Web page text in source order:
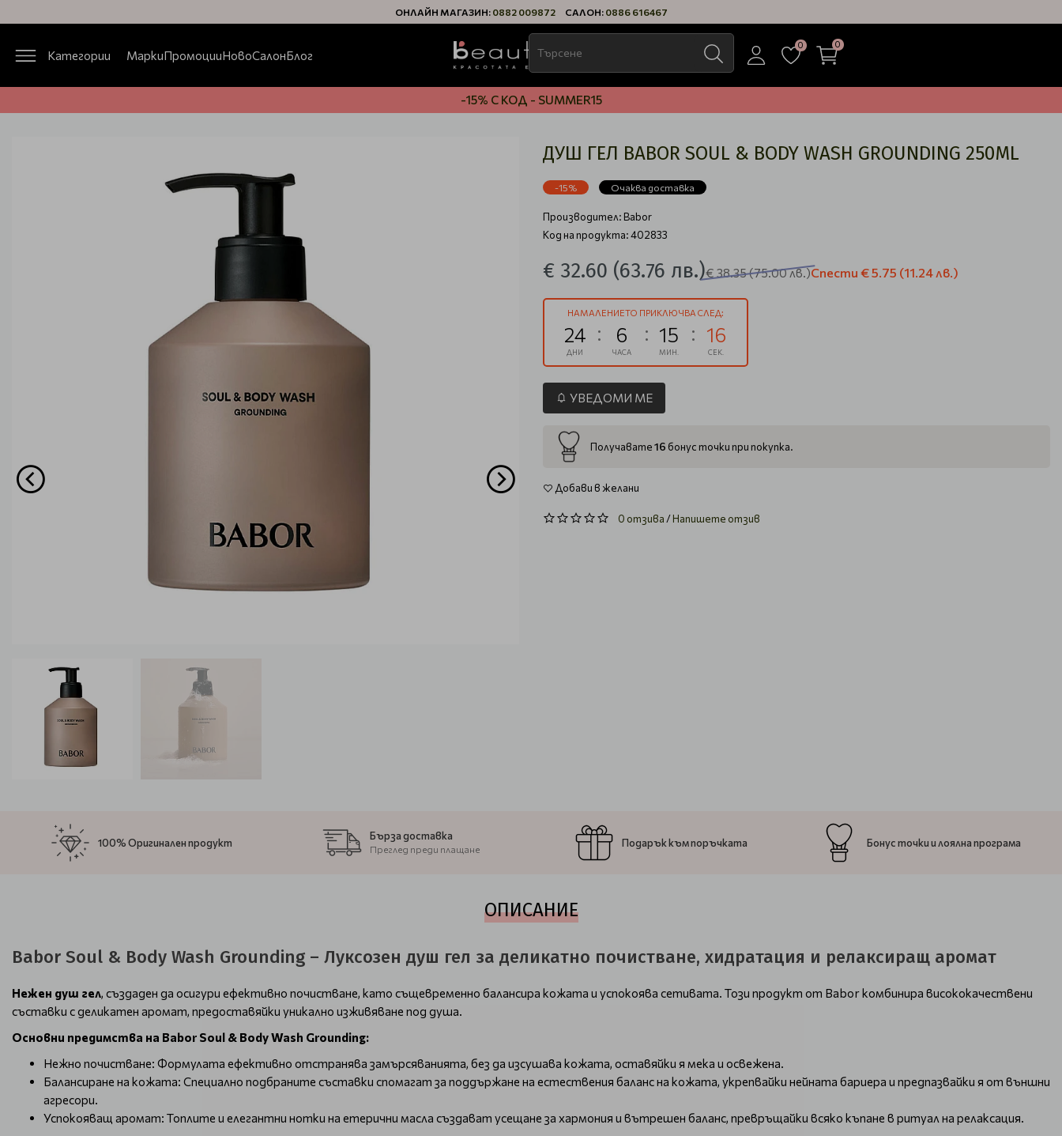
ОНЛАЙН МАГАЗИН: 0882 009872 САЛОН: 0886 616467
Категории МаркиПромоцииНовоСалонБлог
0 0
-15% С КОД - SUMMER15
ДУШ ГЕЛ BABOR SOUL & BODY WASH GROUNDING 250ML
-15% Очаква доставка
Производител:Babor
Код на продукта: 402833
€ 32.60 (63.76 лв.)€ 38.35(75.00 лв.)Спести € 5.75 (11.24 лв.)
НАМАЛЕНИЕТО ПРИКЛЮЧВА СЛЕД:
24
ДНИ
6
ЧАСА
15
МИН.
15
СЕК.
УВЕДОМИ МЕ
Получавате16 бонус точки при покупка.
Добави в желани
0 отзива/Напишете отзив
100% Оригинален продукт
Бърза доставка
Преглед преди плащане
Подарък към поръчката Бонус точки и лоялна програма
ОПИСАНИЕ
Babor Soul & Body Wash Grounding – Луксозен душ гел за деликатно почистване, хидратация и релаксиращ аромат
Нежен душ гел, създаден да осигури ефективно почистване, като същевременно балансира кожата и успокоява сетивата. Този продукт от Babor комбинира висококачествени
съставки с деликатен аромат, предоставяйки уникално изживяване под душа.​
Основни предимства на Babor Soul & Body Wash Grounding:
Нежно почистване: Формулата ефективно отстранява замърсяванията, без да изсушава кожата, оставяйки я мека и освежена.​
Балансиране на кожата: Специално подбраните съставки спомагат за поддържане на естествения баланс на кожата, укрепвайки нейната бариера и предпазвайки я от външни
агресори.​
Успокояващ аромат: Топлите и елегантни нотки на етерични масла създават усещане за хармония и вътрешен баланс, превръщайки всяко къпане в ритуал на релаксация.​